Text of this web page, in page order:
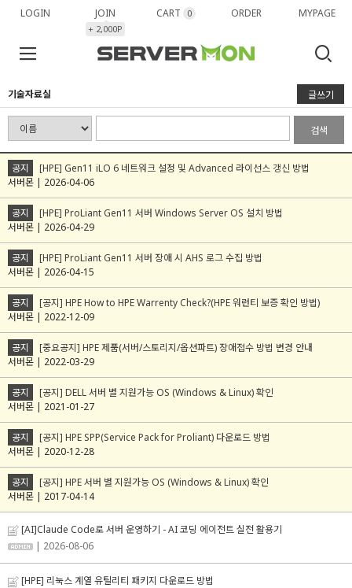
LOGIN JOIN
+ 2,000P
CART 0 ORDER MYPAGE
기술자료실 글쓰기
검색
공지
[HPE] Gen11 iLO 6 네트워크 설정 및 Advanced 라이선스 갱신 방법
서버몬 | 2026-04-06
공지
[HPE] ProLiant Gen11 서버 Windows Server OS 설치 방법
서버몬 | 2026-04-29
공지
[HPE] ProLiant Gen11 서버 장애 시 AHS 로그 수집 방법
서버몬 | 2026-04-15
공지
[공지] HPE How to HPE Warrenty Check?(HPE 워런티 보증 확인 방법)
서버몬 | 2022-12-09
공지
[중요공지] HPE 제품(서버/스토리지/옵션파트) 장애접수 방법 변경 안내
서버몬 | 2022-03-29
공지
[공지] DELL 서버 별 지원가능 OS (Windows & Linux) 확인
서버몬 | 2021-01-27
공지
[공지] HPE SPP(Service Pack for Proliant) 다운로드 방법
서버몬 | 2020-12-28
공지
[공지] HPE 서버 별 지원가능 OS (Windows & Linux) 확인
서버몬 | 2017-04-14
[AI]Claude Code로 서버 운영하기 - AI 코딩 에이전트 실전 활용기
| 2026-08-06
[HPE] 리눅스 계열 유틸리티 패키지 다운로드 방법